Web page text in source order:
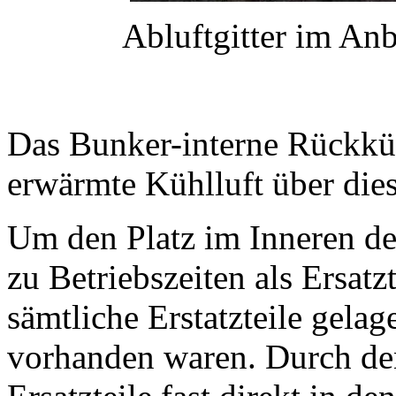
Abluftgitter im
Das Bunker-interne
erwärmte Kühlluft über
Um den Platz im Inneren
zu Betriebszeiten als
sämtliche Erstatzteile
vorhanden waren. Durch